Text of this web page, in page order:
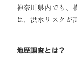
神奈川県内でも、
は、洪水リスクが
地歴調査とは？